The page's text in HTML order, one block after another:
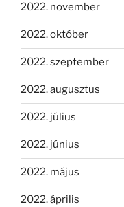
2022. november
2022. október
2022. szeptember
2022. augusztus
2022. július
2022. június
2022. május
2022. április